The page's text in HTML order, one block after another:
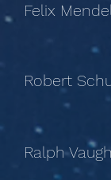
Felix
Robert
Ralph